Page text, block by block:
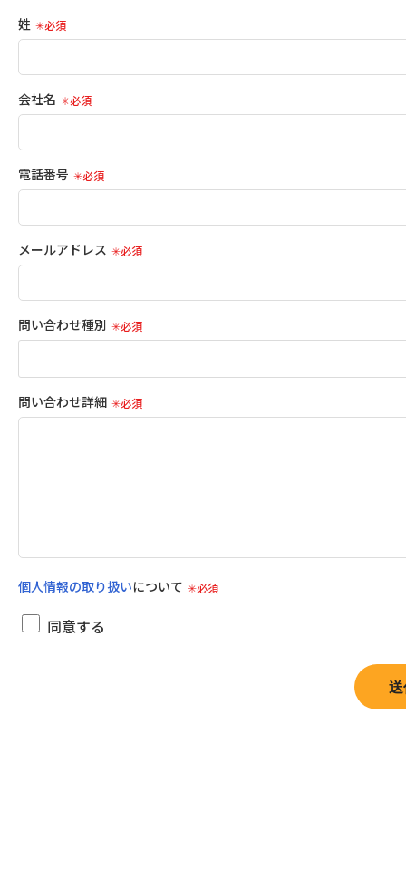
姓
会社名
電話番号
メールアドレス
問い合わせ種別
問い合わせ詳細
個人情報の取り扱いについて
同意する